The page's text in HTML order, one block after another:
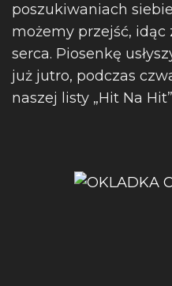
poszukiwaniach
możemy przejść, idąc
serca. Piosenkę
już jutro, podczas
naszej listy „Hit Na